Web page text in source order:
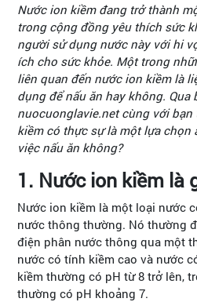
Nước ion kiềm đang trở thành
trong cộng đồng yêu thích sức
người sử dụng nước này với hi
ích cho sức khỏe. Một trong
liên quan đến nước ion kiềm là
dụng để nấu ăn hay không. Qua
nuocuonglavie.net cùng với
kiềm có thực sự là một lựa chọn
việc nấu ăn không?
1. Nước ion kiềm là
Nước ion kiềm là một loại nước
nước thông thường. Nó thường
điện phân nước thông qua một
nước có tính kiềm cao và nước
kiềm thường có pH từ 8 trở lên,
thường có pH khoảng 7.